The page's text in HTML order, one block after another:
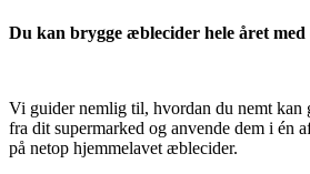
Du kan brygge æblecider hele året med
Vi guider nemlig til, hvordan du nemt kan
fra dit supermarked og anvende dem i én
på netop hjemmelavet æblecider.